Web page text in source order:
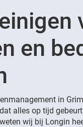
en
in
alles op tijd
wij bij Longin